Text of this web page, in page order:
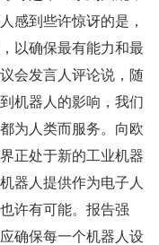
感到些许惊讶的是，
以确保最有能力和最
会发言人评论说，随
机器人的影响，我们
为人类而服务。向欧
正处于新的工业机器
器人提供作为电子人
许有可能。报告强
确保每一个机器人设